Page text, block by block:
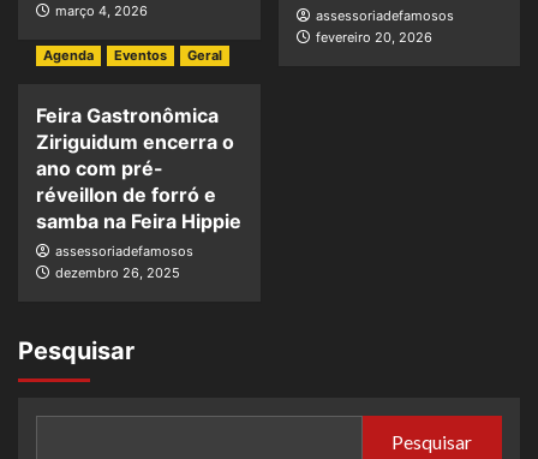
março 4, 2026
assessoriadefamosos
fevereiro 20, 2026
Agenda
Eventos Geral
Feira Gastronômica
Ziriguidum encerra o
ano com pré-
réveillon de forró e
samba na Feira Hippie
assessoriadefamosos
dezembro 26, 2025
Pesquisar
Pesquisar